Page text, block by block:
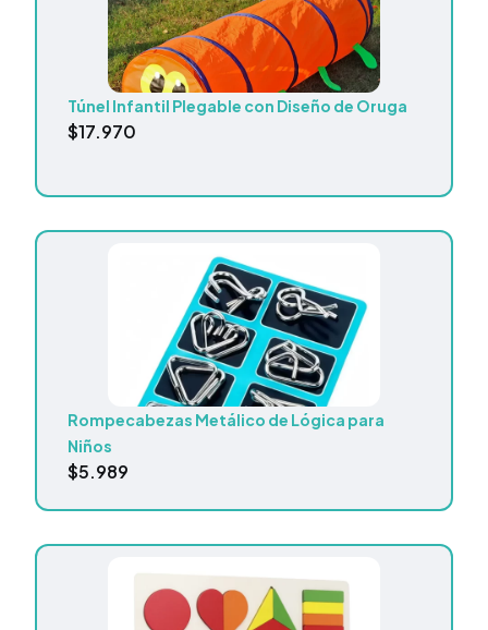
Túnel Infantil Plegable con Diseño de Oruga
$17.970
Rompecabezas Metálico de Lógica para
Niños
$5.989